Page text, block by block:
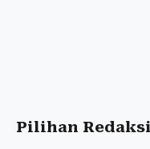
Pilihan Redaksi